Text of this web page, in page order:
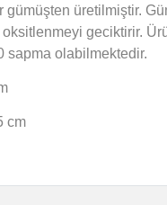
üretilmiştir.
oksitlenmeyi geciktirir.
sapma olabilmektedir.
cm